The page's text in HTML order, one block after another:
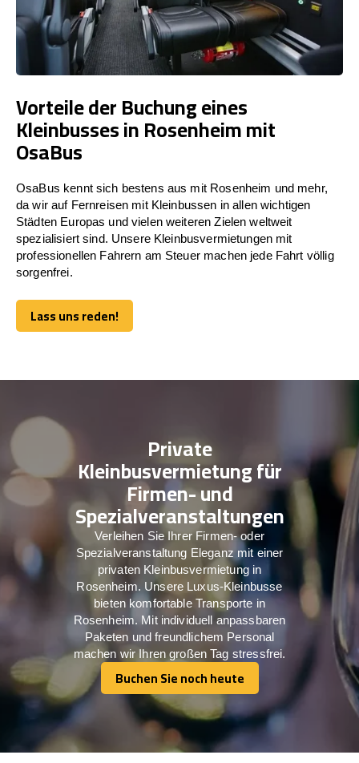
Vorteile der Buchung eines
Kleinbusses in Rosenheim mit
OsaBus
OsaBus kennt sich bestens aus mit Rosenheim und mehr,
da wir auf Fernreisen mit Kleinbussen in allen wichtigen
Städten Europas und vielen weiteren Zielen weltweit
spezialisiert sind. Unsere Kleinbusvermietungen mit
professionellen Fahrern am Steuer machen jede Fahrt völlig
sorgenfrei.
Lass uns reden!
Lass uns reden!
Private
Kleinbusvermietung für
Firmen- und
Spezialveranstaltungen
Verleihen Sie Ihrer Firmen- oder
Spezialveranstaltung Eleganz mit einer
privaten Kleinbusvermietung in
Rosenheim. Unsere Luxus-Kleinbusse
bieten komfortable Transporte in
Rosenheim. Mit individuell anpassbaren
Paketen und freundlichem Personal
machen wir Ihren großen Tag stressfrei.
Buchen Sie noch heute
Buchen Sie noch heute